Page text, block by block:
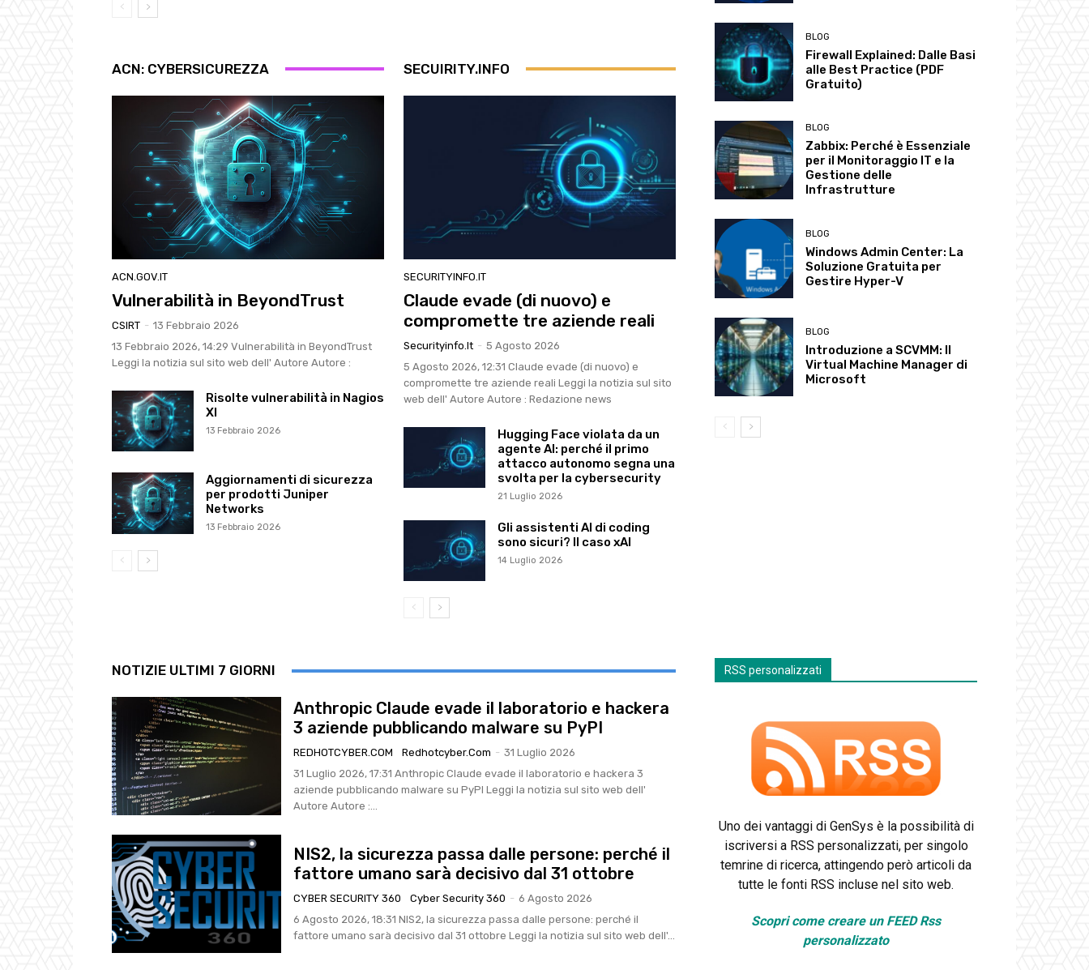
ACN: CYBERSICUREZZA
ACN.GOV.IT
Vulnerabilità in BeyondTrust
CSIRT - 13 Febbraio 2026
13 Febbraio 2026, 14:29 Vulnerabilità in BeyondTrust
Leggi la notizia sul sito web dell' Autore Autore :
Risolte vulnerabilità in Nagios
XI
13 Febbraio 2026
Aggiornamenti di sicurezza
per prodotti Juniper
Networks
13 Febbraio 2026
SECUIRITY.INFO
SECURITYINFO.IT
Claude evade (di nuovo) e
compromette tre aziende reali
Securityinfo.it - 5 Agosto 2026
5 Agosto 2026, 12:31 Claude evade (di nuovo) e
compromette tre aziende reali Leggi la notizia sul sito
web dell' Autore Autore : Redazione news
Hugging Face violata da un
agente AI: perché il primo
attacco autonomo segna una
svolta per la cybersecurity
21 Luglio 2026
Gli assistenti AI di coding
sono sicuri? Il caso xAI
14 Luglio 2026
BLOG
Firewall Explained: Dalle Basi
alle Best Practice (PDF
Gratuito)
BLOG
Zabbix: Perché è Essenziale
per il Monitoraggio IT e la
Gestione delle
Infrastrutture
BLOG
Windows Admin Center: La
Soluzione Gratuita per
Gestire Hyper-V
BLOG
Introduzione a SCVMM: Il
Virtual Machine Manager di
Microsoft
NOTIZIE ULTIMI 7 GIORNI
Anthropic Claude evade il laboratorio e hackera
3 aziende pubblicando malware su PyPI
REDHOTCYBER.COM Redhotcyber.com - 31 Luglio 2026
31 Luglio 2026, 17:31 Anthropic Claude evade il laboratorio e hackera 3
aziende pubblicando malware su PyPI Leggi la notizia sul sito web dell'
Autore Autore :...
NIS2, la sicurezza passa dalle persone: perché il
fattore umano sarà decisivo dal 31 ottobre
CYBER SECURITY 360 Cyber Security 360 - 6 Agosto 2026
6 Agosto 2026, 18:31 NIS2, la sicurezza passa dalle persone: perché il
fattore umano sarà decisivo dal 31 ottobre Leggi la notizia sul sito web dell'...
RSS personalizzati
Uno dei vantaggi di GenSys è la possibilità di
iscriversi a RSS personalizzati, per singolo
temrine di ricerca, attingendo però articoli da
tutte le fonti RSS incluse nel sito web.
Scopri come creare un FEED Rss
personalizzato